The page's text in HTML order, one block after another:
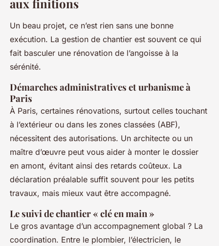
aux finitions
Un beau projet, ce n’est rien sans une bonne
exécution. La gestion de chantier est souvent ce qui
fait basculer une rénovation de l’angoisse à la
sérénité.
Démarches administratives et urbanisme à
Paris
À Paris, certaines rénovations, surtout celles touchant
à l’extérieur ou dans les zones classées (ABF),
nécessitent des autorisations. Un architecte ou un
maître d’œuvre peut vous aider à monter le dossier
en amont, évitant ainsi des retards coûteux. La
déclaration préalable suffit souvent pour les petits
travaux, mais mieux vaut être accompagné.
Le suivi de chantier « clé en main »
Le gros avantage d’un accompagnement global ? La
coordination. Entre le plombier, l’électricien, le